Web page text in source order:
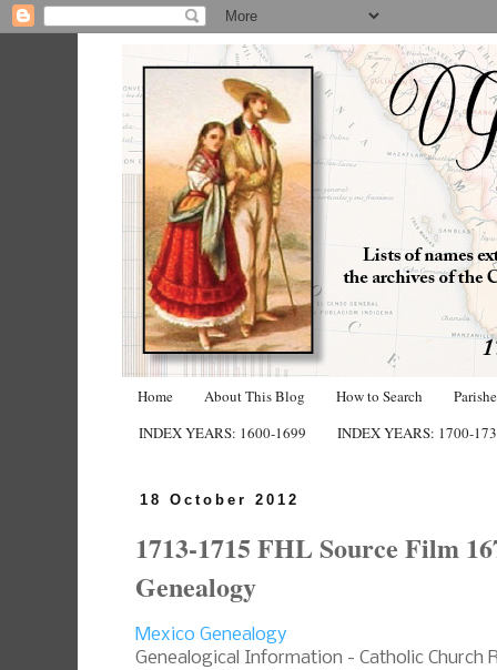
Home About This Blog How to Search
INDEX YEARS: 1600-1699
INDEX YEARS: 1700-
18 October 2012
1713-1715 FHL Source Film
Genealogy
Mexico Genealogy
Genealogical Information - Catholic Church